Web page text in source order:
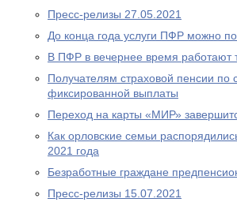
Пресс-релизы 27.05.2021
До конца года услуги ПФР можно
В ПФР в вечернее время работают
Получателям страховой пенсии
фиксированной выплаты
Переход на карты «МИР»
Как орловские семьи
2021 года
Безработные граждане
Пресс-релизы 15.07.2021